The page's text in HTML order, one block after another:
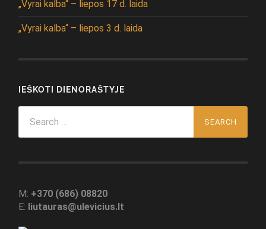
„Vyrai kalba“ – liepos 17 d. laida
„Vyrai kalba“ – liepos 3 d. laida
IEŠKOTI DIENORAŠTYJE
for:
M: +370 (686) 08820
E: liutauras@ulevicius.lt